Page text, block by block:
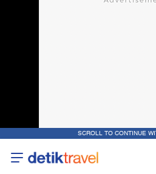
SCROLL TO CONTINUE